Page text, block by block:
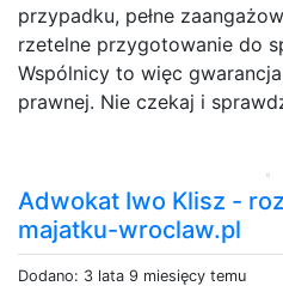
przypadku, pełne
rzetelne przygotowanie do
Wspólnicy to więc
prawnej. Nie czekaj i
Adwokat Iwo Klisz -
majatku-wroclaw.pl
Dodano: 3 lata 9 miesięcy temu